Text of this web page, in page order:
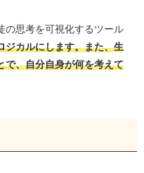
の思考を可視化するツール
ジカルにします。また、生
で、自分自身が何を考えて